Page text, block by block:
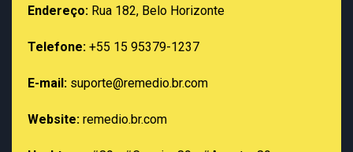
Endereço: Rua 182, Belo Horizonte
Telefone: +55 15 95379-1237
E-mail: suporte@remedio.br.com
Website: remedio.br.com